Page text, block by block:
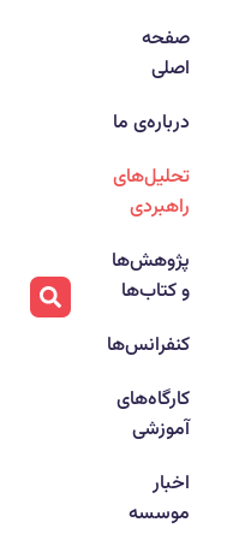
صفحه
اصلی
درباره‌ی ما
تحلیل‌های
راهبردی
پژوهش‌ها
و کتاب‌ها
کنفرانس‌ها
کارگاه‌های
آموزشی
اخبار
موسسه